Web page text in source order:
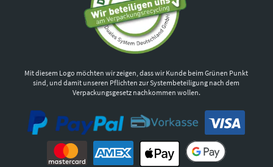
Mit diesem Logo möchten wir zeigen, dass wir Kunde beim Grünen Punkt
sind, und damit unseren Pflichten zur Systembeteiligung nach dem
Verpackungsgesetz nachkommen wollen.